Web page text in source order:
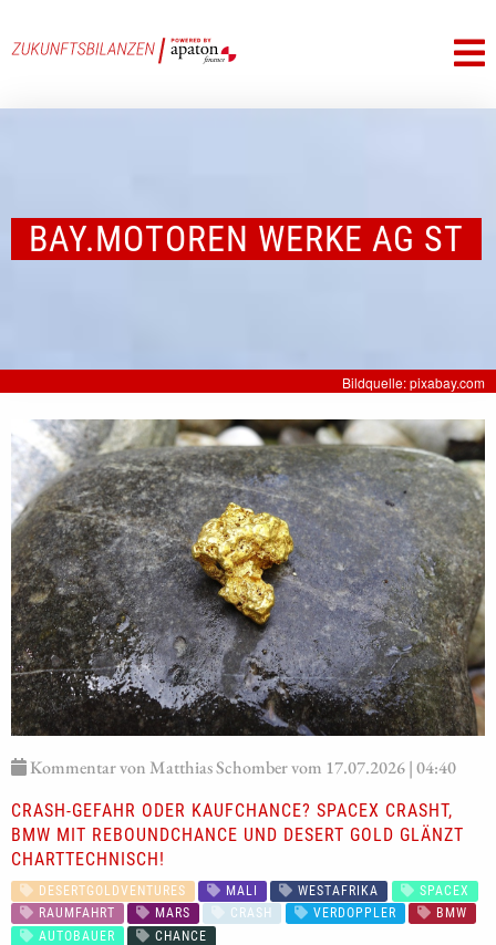
BAY.MOTOREN WERKE AG ST
Bildquelle: pixabay.com
Kommentar von Matthias Schomber vom 17.07.2026 | 04:40
CRASH-GEFAHR ODER KAUFCHANCE? SPACEX CRASHT,
BMW MIT REBOUNDCHANCE UND DESERT GOLD GLÄNZT
CHARTTECHNISCH!
DESERTGOLDVENTURES MALI WESTAFRIKA
SPACEX
RAUMFAHRT
MARS CRASH VERDOPPLER
BMW
AUTOBAUER
CHANCE